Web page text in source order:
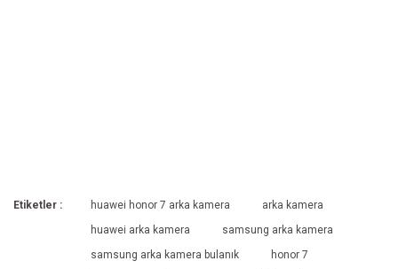
Etiketler : huawei honor 7 arka kamera
arka kamera
huawei arka kamera
samsung arka kamera
samsung arka kamera bulanık
honor 7